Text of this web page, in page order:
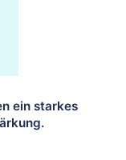
ein starkes